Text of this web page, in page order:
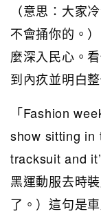
（意思：大家
不會捅你的。
麼深入民心。
到內疚並明白
「Fashion
show sitting in
tracksuit and
黑運動服去時
了。）這句是